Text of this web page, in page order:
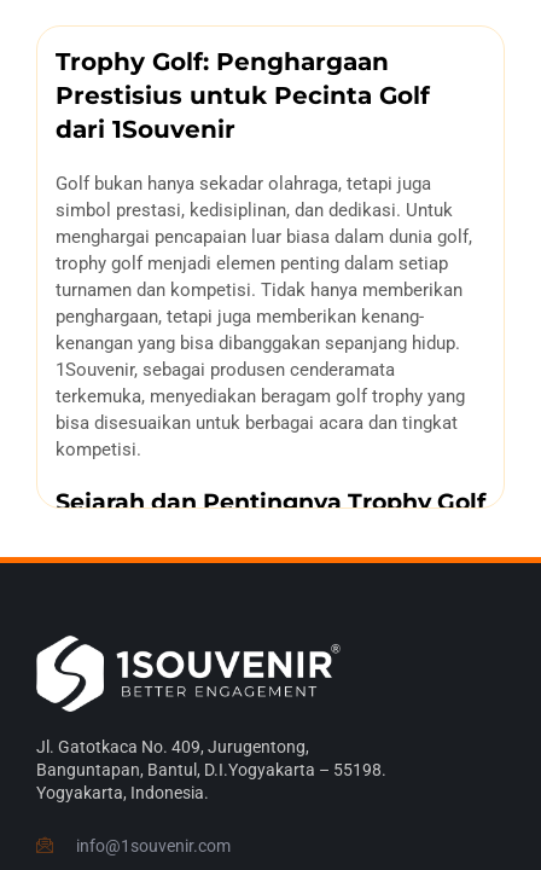
Trophy Golf: Penghargaan
Prestisius untuk Pecinta Golf
dari 1Souvenir
Golf bukan hanya sekadar olahraga, tetapi juga
simbol prestasi, kedisiplinan, dan dedikasi. Untuk
menghargai pencapaian luar biasa dalam dunia golf,
trophy golf menjadi elemen penting dalam setiap
turnamen dan kompetisi. Tidak hanya memberikan
penghargaan, tetapi juga memberikan kenang-
kenangan yang bisa dibanggakan sepanjang hidup.
1Souvenir, sebagai produsen cenderamata
terkemuka, menyediakan beragam golf trophy yang
bisa disesuaikan untuk berbagai acara dan tingkat
kompetisi.
Sejarah dan Pentingnya Trophy Golf
Dalam setiap olahraga, piala atau trophy merupakan
menerima golf trophy awards sebagai bentuk
pengakuan atas kerja keras dan dedikasinya. Trophy
ini sering kali dibuat dengan desain unik yang
menggambarkan karakteristik dari olahraga golf itu
sendiri, seperti golf ball trophy atau piala berbentuk
stik golf.
adalah Claret Jug golf trophy, yang diberikan kepada
Jl. Gatotkaca No. 409, Jurugentong,
Banguntapan, Bantul, D.I.Yogyakarta – 55198.
Yogyakarta, Indonesia.
info@1souvenir.com